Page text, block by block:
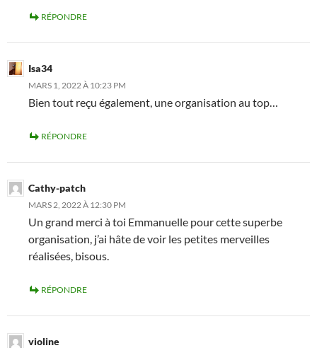
RÉPONDRE
Isa34
MARS 1, 2022 À 10:23 PM
Bien tout reçu également, une organisation au top…
RÉPONDRE
Cathy-patch
MARS 2, 2022 À 12:30 PM
Un grand merci à toi Emmanuelle pour cette superbe
organisation, j’ai hâte de voir les petites merveilles
réalisées, bisous.
RÉPONDRE
violine